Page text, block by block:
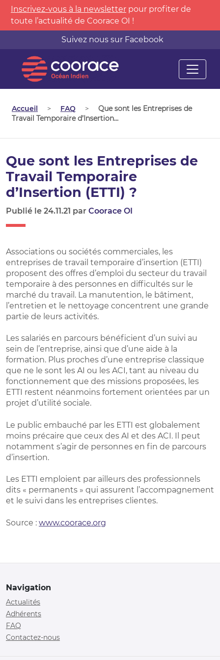
Inscrivez-vous à la newsletter pour profiter de
toute l’actualité de Coorace OI !
Suivez nous sur Facebook
Accueil > FAQ >
Que sont les Entreprises de
Travail Temporaire d’Insertion…
Que sont les Entreprises de
Travail Temporaire
d’Insertion (ETTI) ?
Publié le 24.11.21 par Coorace OI
Associations ou sociétés commerciales, les
entreprises de travail temporaire d’insertion (ETTI)
proposent des offres d’emploi du secteur du travail
temporaire à des personnes en difficultés sur le
marché du travail. La manutention, le bâtiment,
l’entretien et le nettoyage concentrent une grande
partie de leurs activités.
Les salariés en parcours bénéficient d’un suivi au
sein de l’entreprise, ainsi que d’une aide à la
formation. Plus proches d’une entreprise classique
que ne le sont les AI ou les ACI, tant au niveau du
fonctionnement que des missions proposées, les
ETTI restent néanmoins fortement orientées par un
projet d’utilité sociale.
Le public embauché par les ETTI est globalement
moins précaire que ceux des AI et des ACI. Il peut
notamment s’agir de personnes en fin de parcours
d’insertion.
Les ETTI emploient par ailleurs des professionnels
dits « permanents » qui assurent l’accompagnement
et le suivi dans les entreprises clientes.
Source : www.coorace.org
Navigation
Actualités
Adhérents
FAQ
Contactez-nous